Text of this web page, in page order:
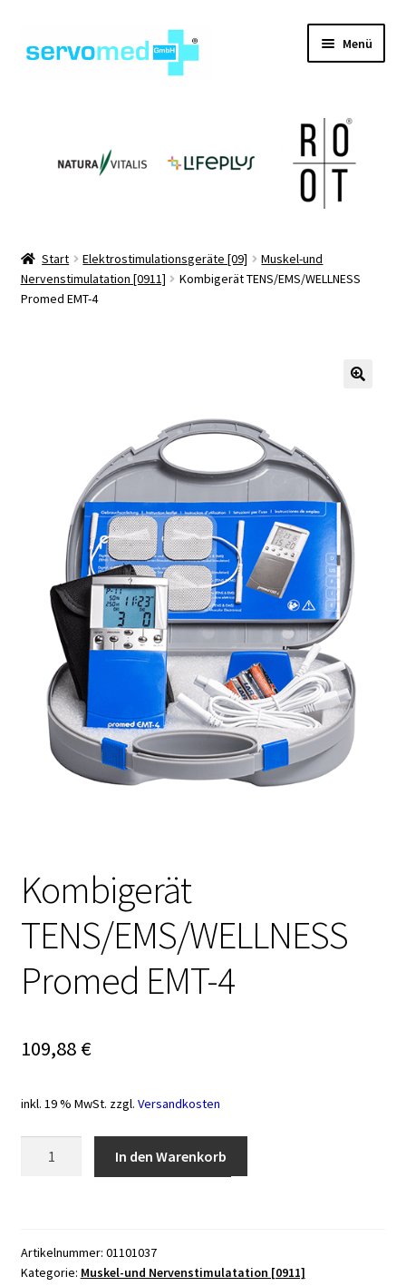
Navigation
Inhalt
Menü
öffnen
Pflegehilfsmittel
Informationen
Start Elektrostimulationsgeräte [09]
Muskel-und
Nervenstimulatation [0911]
Kombigerät TENS/EMS/WELLNESS
Promed EMT-4
Kombigerät
TENS/EMS/WELLNESS
Promed EMT-4
109,88 €
inkl. 19 % MwSt. zzgl. Versandkosten
Menge
In den Warenkorb
Artikelnummer: 01101037
Kategorie: Muskel-und Nervenstimulatation [0911]